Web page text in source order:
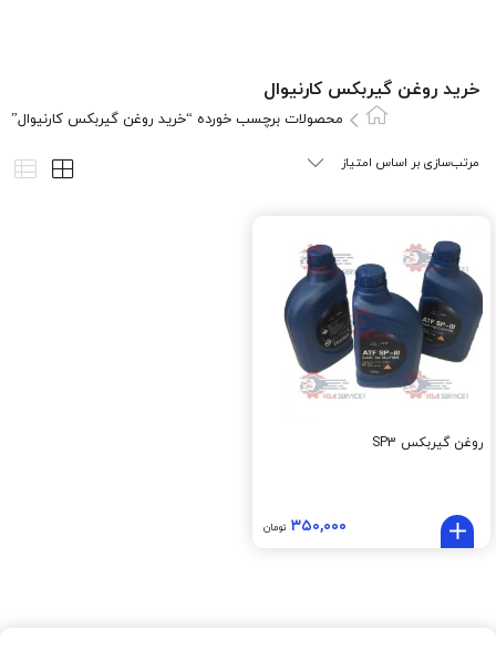
خرید روغن گیربکس کارنیوال
محصولات برچسب خورده “خرید روغن گیربکس کارنیوال”
روغن گيربکس SP3
۳۵۰,۰۰۰ تومان